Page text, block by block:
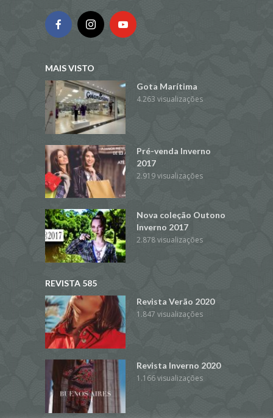
MAIS VISTO
Gota Marítima
4.263 visualizações
Pré-venda Inverno
2017
2.919 visualizações
Nova coleção Outono
Inverno 2017
2.878 visualizações
REVISTA 585
Revista Verão 2020
1.847 visualizações
Revista Inverno 2020
1.166 visualizações